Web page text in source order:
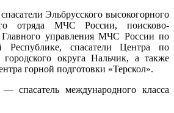
Эльбрусского высокогорного
отряда МЧС России, поисково-
Главного управления МЧС России по
Республике, спасатели Центра по
округа Нальчик, а также
горной подготовки «Терскол».
— спасатель международного класса